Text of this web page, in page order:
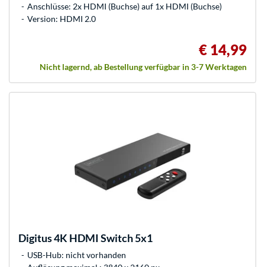
Anschlüsse: 2x HDMI (Buchse) auf 1x HDMI (Buchse)
Version: HDMI 2.0
€ 14,99
Nicht lagernd, ab Bestellung verfügbar in 3-7 Werktagen
Digitus4K HDMI Switch 5x1
USB-Hub: nicht vorhanden